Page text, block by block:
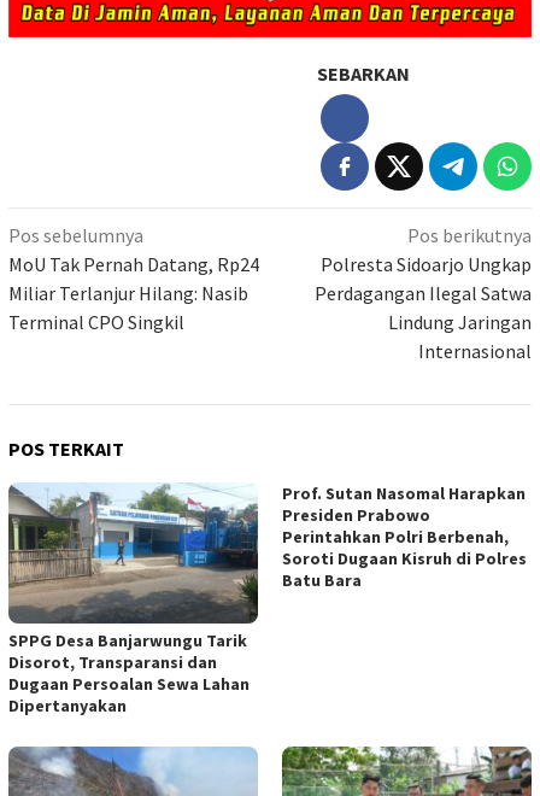
SEBARKAN
Navigasi
pos
Pos sebelumnya
MoU Tak Pernah Datang, Rp24
Miliar Terlanjur Hilang: Nasib
Terminal CPO Singkil
Pos berikutnya
Polresta Sidoarjo Ungkap
Perdagangan Ilegal Satwa
Lindung Jaringan
Internasional
POS TERKAIT
SPPG Desa Banjarwungu Tarik
Disorot, Transparansi dan
Dugaan Persoalan Sewa Lahan
Dipertanyakan
Prof. Sutan Nasomal Harapkan
Presiden Prabowo
Perintahkan Polri Berbenah,
Soroti Dugaan Kisruh di Polres
Batu Bara